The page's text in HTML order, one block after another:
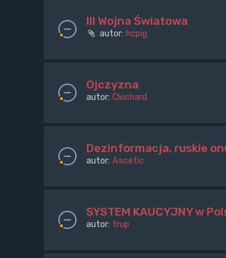
III Wojna Światowa
autor: hcpig
Ojczyzna
autor: Clochard
Dezinformacja, ruskie
autor: Ascetic
SYSTEM KAUCYJNY w
autor: trup